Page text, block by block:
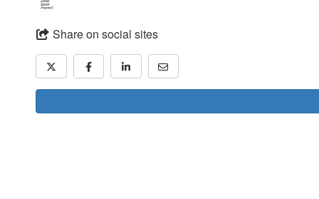
Share on social sites